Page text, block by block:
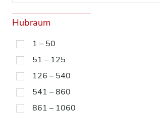
Hubraum
1 – 50
51 – 125
126 – 540
541 – 860
861 – 1060